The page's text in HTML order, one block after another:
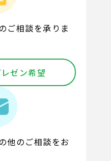
ご相談を承りま
ゼン希望
他のご相談をお